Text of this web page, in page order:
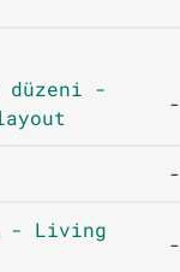
düzeni -
-
-
- Living
-